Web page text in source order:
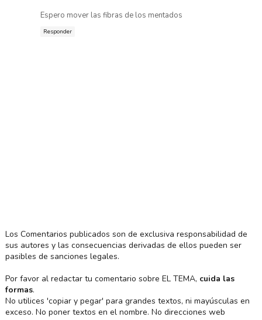
Espero mover las fibras de los mentados
Responder
Los Comentarios publicados son de exclusiva responsabilidad de
sus autores y las consecuencias derivadas de ellos pueden ser
pasibles de sanciones legales.
Por favor al redactar tu comentario sobre EL TEMA, cuida las
formas.
No utilices 'copiar y pegar' para grandes textos, ni mayúsculas en
exceso. No poner textos en el nombre. No direcciones web